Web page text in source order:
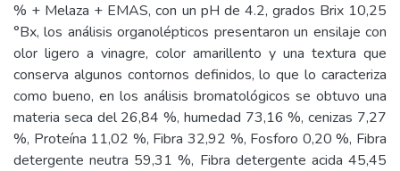
% + Melaza + EMAS, con un pH de 4.2, grados Brix 10,25
°Bx, los análisis organolépticos presentaron un ensilaje con
olor ligero a vinagre, color amarillento y una textura que
conserva algunos contornos definidos, lo que lo caracteriza
como bueno, en los análisis bromatológicos se obtuvo una
materia seca del 26,84 %, humedad 73,16 %, cenizas 7,27
%, Proteína 11,02 %, Fibra 32,92 %, Fosforo 0,20 %, Fibra
detergente neutra 59,31 %, Fibra detergente acida 45,45